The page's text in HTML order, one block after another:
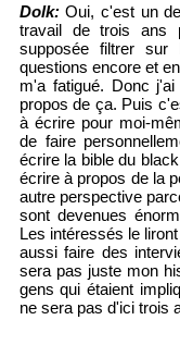
Dolk:Oui, c'est un
travail de trois ans
supposée filtrer
questions encore et
m'a fatigué. Donc
propos de ça. Puis
à écrire pour moi-
de faire
écrire la bible du
écrire à propos de la
autre perspective
sont devenues
Les intéressés le
aussi faire des
sera pas juste mon
gens qui étaient
ne sera pas d'ici trois